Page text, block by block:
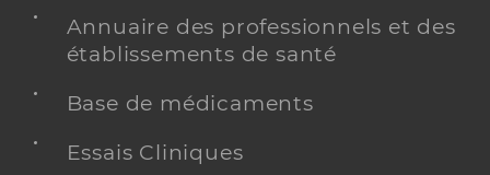
Annuaire des professionnels et des
établissements de santé
Base de médicaments
Essais Cliniques